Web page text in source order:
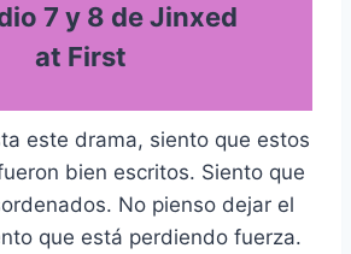
7 y 8 de Jinxed
at First
este drama, siento que estos
bien escritos. Siento que
No pienso dejar el
que está perdiendo fuerza.